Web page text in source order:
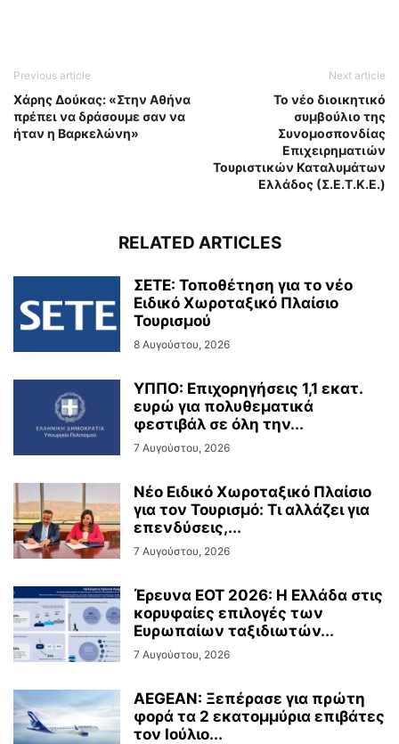
Previous article
Χάρης Δούκας: «Στην Αθήνα
πρέπει να δράσουμε σαν να
ήταν η Βαρκελώνη»
Next article
Το νέο διοικητικό
συμβούλιο της
Συνομοσπονδίας
Επιχειρηματιών
Τουριστικών Καταλυμάτων
Ελλάδος (Σ.Ε.Τ.Κ.Ε.)
RELATED ARTICLES
ΣΕΤΕ: Τοποθέτηση για το νέο
Ειδικό Χωροταξικό Πλαίσιο
Τουρισμού
8 Αυγούστου, 2026
ΥΠΠΟ: Επιχορηγήσεις 1,1 εκατ.
ευρώ για πολυθεματικά
φεστιβάλ σε όλη την...
7 Αυγούστου, 2026
Νέο Ειδικό Χωροταξικό Πλαίσιο
για τον Τουρισμό: Τι αλλάζει για
επενδύσεις,...
7 Αυγούστου, 2026
Έρευνα ΕΟΤ 2026: Η Ελλάδα στις
κορυφαίες επιλογές των
Ευρωπαίων ταξιδιωτών...
7 Αυγούστου, 2026
AEGEAN: Ξεπέρασε για πρώτη
φορά τα 2 εκατομμύρια επιβάτες
τον Ιούλιο...